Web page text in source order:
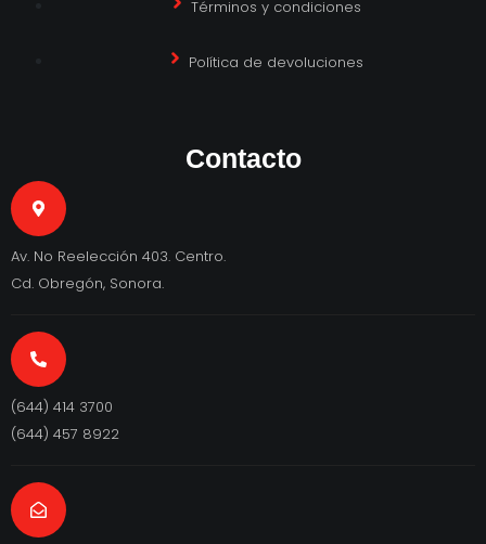
Términos y condiciones
Política de devoluciones
Contacto
Av. No Reelección 403. Centro.
Cd. Obregón, Sonora.
(644) 414 3700
(644) 457 8922